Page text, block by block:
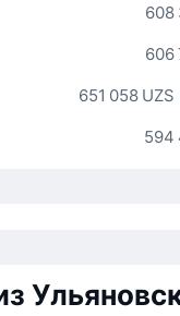
608
606
651 058 UZS
594